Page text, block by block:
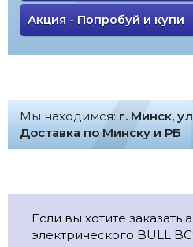
Акция - Попробуй и купи
Мы находимся: г. Минск,
Доставка по Минску и РБ
Если вы хотите заказать
электрического BULL